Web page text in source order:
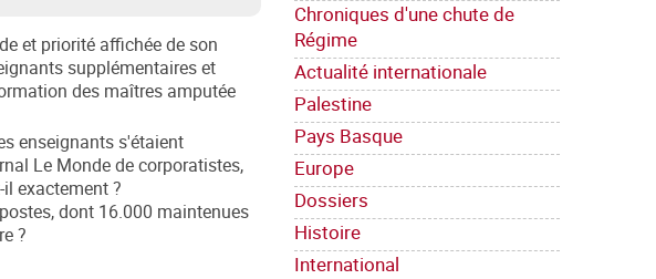
Chroniques d'une chute de
Régime
Actualité internationale
Palestine
Pays Basque
Europe
Dossiers
Histoire
International
et priorité affichée de son
supplémentaires et
des maîtres amputée
enseignants s'étaient
Le Monde de corporatistes,
exactement ?
dont 16.000 maintenues
?